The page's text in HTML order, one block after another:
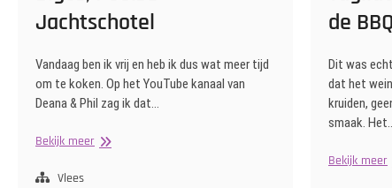
Jachtschotel
Vandaag ben ik vrij en heb ik dus wat meer tijd
om te koken. Op het YouTube kanaal van
Deana & Phil zag ik dat…
Bekijk meerBigos,
Vlees
de BBQ
Dit was
dat het
kruiden,
smaak.
Bekijk meer